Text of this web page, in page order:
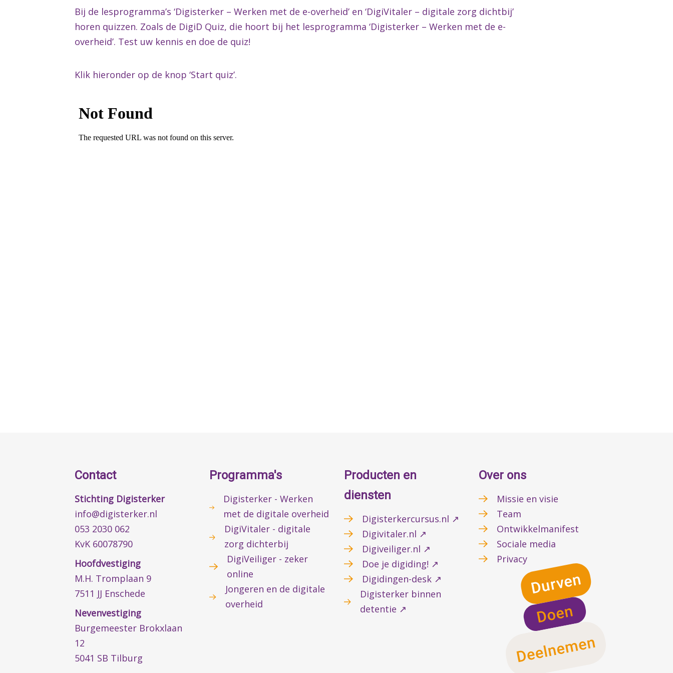
Bij de lesprogramma’s ‘Digisterker – Werken met de e-overheid’ en ‘DigiVitaler – digitale zorg dichtbij’
horen quizzen. Zoals de DigiD Quiz, die hoort bij het lesprogramma ‘Digisterker – Werken met de e-
overheid’. Test uw kennis en doe de quiz!
Klik hieronder op de knop ‘Start quiz’.
Contact
Stichting Digisterker
info@digisterker.nl
053 2030 062
KvK 60078790
Hoofdvestiging
M.H. Tromplaan 9
7511 JJ Enschede
Nevenvestiging
Burgemeester Brokxlaan
12
5041 SB Tilburg
Programma's
Digisterker - Werken
met de digitale overheid
DigiVitaler - digitale
zorg dichterbij
DigiVeiliger - zeker
online
Jongeren en de digitale
overheid
Producten en
diensten
Digisterkercursus.nl ↗
Digivitaler.nl ↗
Digiveiliger.nl ↗
Doe je digiding! ↗
Digidingen-desk ↗
Digisterker binnen
detentie ↗
Over ons
Missie en visie
Team
Ontwikkelmanifest
Sociale media
Privacy